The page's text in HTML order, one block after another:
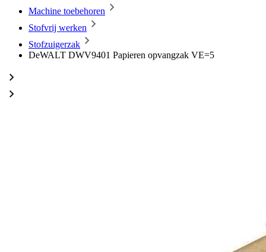
Machine toebehoren
Stofvrij werken
Stofzuigerzak
DeWALT DWV9401 Papieren opvangzak VE=5